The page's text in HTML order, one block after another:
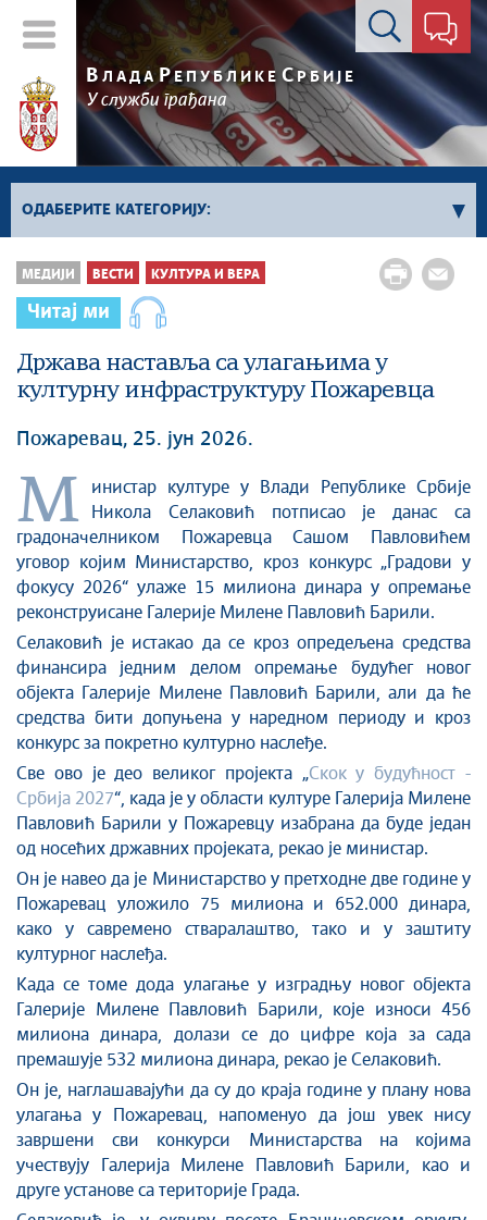
Контакт форма
В ЛАДА РЕПУБЛИКЕ СРБИЈЕ
У служби грађана
ОДАБЕРИТЕ КАТЕГОРИЈУ:
Влада Србије
Активности премијера
Активности потпредседника
Активности Владе
Косово и Метохија
Економија
Стоп корупцији
Култура и вера
Спорт
Конференције за новинаре
Интервјуи
Линкови
Издвојене теме
COVID-19 - архива
МЕДИЈИ ВЕСТИ КУЛТУРА И ВЕРА
Читај ми
Држава наставља са улагањима у
културну инфраструктуру Пожаревца
Пожаревац, 25. јун 2026.
М
инистар културе у Влади Републике Србије
Никола Селаковић потписао је данас са
градоначелником Пожаревца Сашом Павловићем
уговор којим Министарство, кроз конкурс „Градови у
фокусу 2026“ улаже 15 милиона динара у опремање
реконструисане Галерије Милене Павловић Барили.
Селаковић је истакао да се кроз опредељена средства
финансира једним делом опремање будућег новог
објекта Галерије Милене Павловић Барили, али да ће
средства бити допуњена у наредном периоду и кроз
конкурс за покретно културно наслеђе.
Све ово је део великог пројекта „Скок у будућност -
Србија 2027“, када је у области културе Галерија Милене
Павловић Барили у Пожаревцу изабрана да буде један
од носећих државних пројеката, рекао је министар.
Он је навео да је Министарство у претходне две године у
Пожаревац уложило 75 милиона и 652.000 динара,
како у савремено стваралаштво, тако и у заштиту
културног наслеђа.
Када се томе дода улагање у изградњу новог објекта
Галерије Милене Павловић Барили, које износи 456
милиона динара, долази се до цифре која за сада
премашује 532 милиона динара, рекао је Селаковић.
Он је, наглашавајући да су до краја године у плану нова
улагања у Пожаревац, напоменуо да још увек нису
завршени сви конкурси Министарства на којима
учествују Галерија Милене Павловић Барили, као и
друге установе са територије Града.